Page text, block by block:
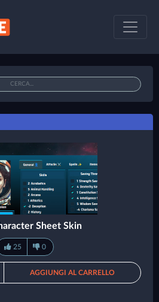
Sheet Skin
25 0
AGGIUNGI AL CARRELLO